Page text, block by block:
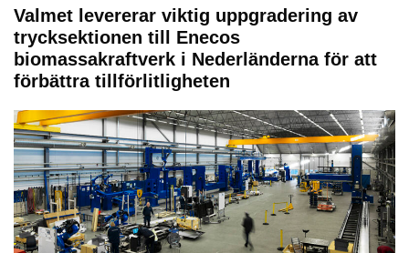
Valmet levererar viktig uppgradering av
trycksektionen till Enecos
biomassakraftverk i Nederländerna för att
förbättra tillförlitligheten